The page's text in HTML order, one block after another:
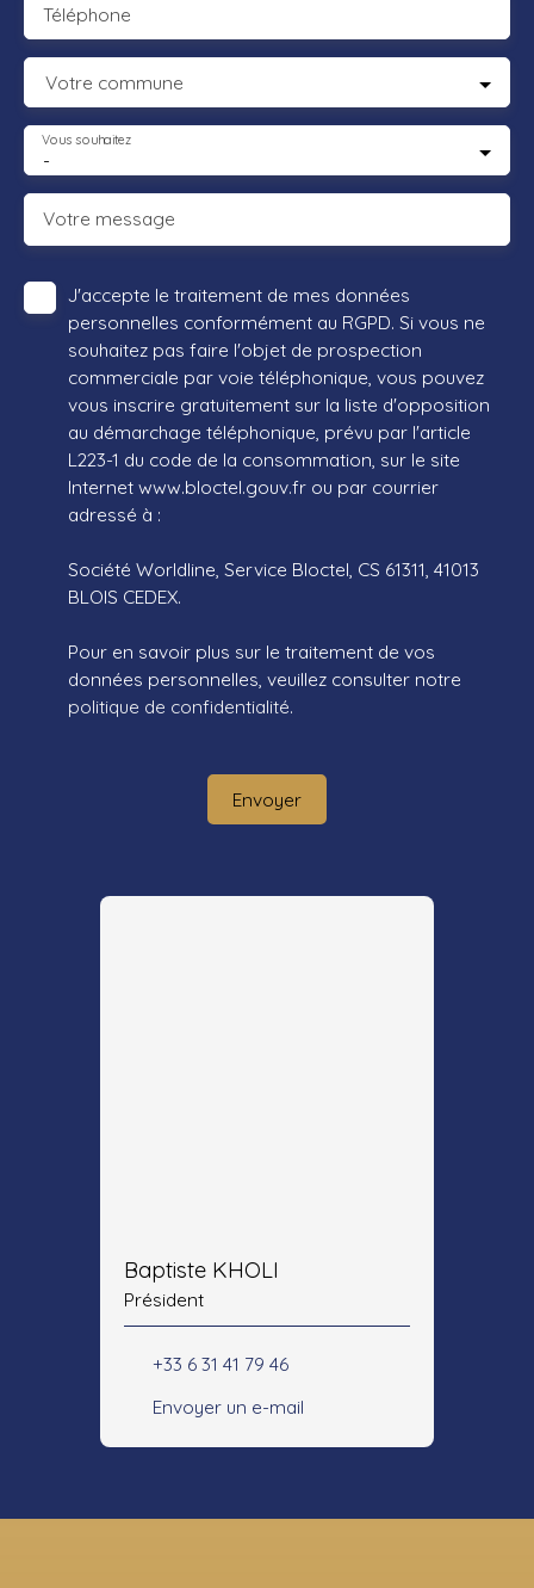
Téléphone
Votre commune
-
Vous souhaitez
Votre message
J'accepte le traitement de mes données
personnelles conformément au RGPD. Si vous ne
souhaitez pas faire l'objet de prospection
commerciale par voie téléphonique, vous pouvez
vous inscrire gratuitement sur la liste d'opposition
au démarchage téléphonique, prévu par l'article
L223-1 du code de la consommation, sur le site
Internet www.bloctel.gouv.fr ou par courrier
adressé à :
Société Worldline, Service Bloctel, CS 61311, 41013
BLOIS CEDEX.
Pour en savoir plus sur le traitement de vos
données personnelles, veuillez consulter notre
politique de confidentialité.
Envoyer
Baptiste KHOLI
Président
+33 6 31 41 79 46
Envoyer un e-mail